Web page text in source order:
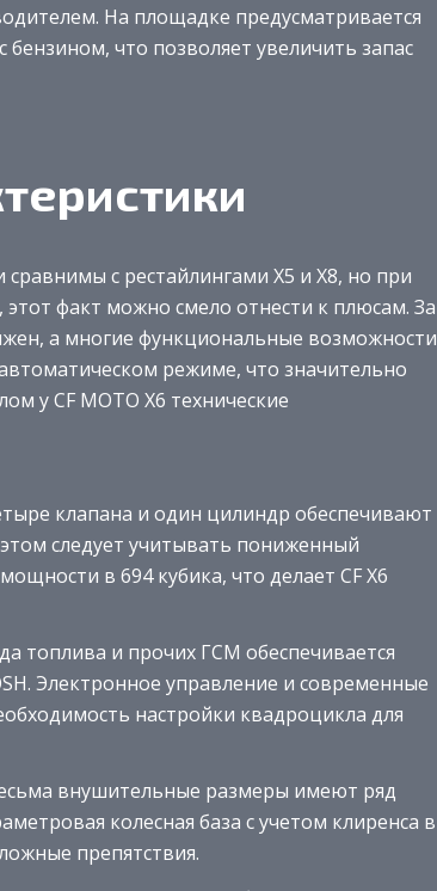
На площадке предусматривается
бензином, что позволяет увеличить запас
сравнимы с рестайлингами Х5 и Х8, но при
факт можно смело отнести к плюсам. За
а многие функциональные возможности
режиме, что значительно
у CF MOTO X6 технические
клапана и один цилиндр обеспечивают
следует учитывать пониженный
в 694 кубика, что делает CF X6
топлива и прочих ГСМ обеспечивается
Электронное управление и современные
настройки квадроцикла для
внушительные размеры имеют ряд
колесная база с учетом клиренса в
препятствия.